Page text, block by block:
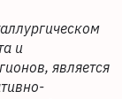
и
является